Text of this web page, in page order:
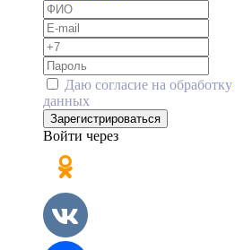
Даю согласие на обработку
данных
Зарегистрироваться
Войти через